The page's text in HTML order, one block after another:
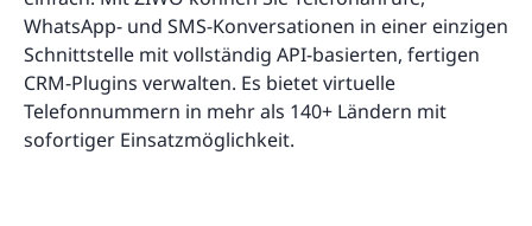
WhatsApp- und SMS-Konversationen in einer einzigen
Schnittstelle mit vollständig API-basierten, fertigen
CRM-Plugins verwalten. Es bietet virtuelle
Telefonnummern in mehr als 140+ Ländern mit
sofortiger Einsatzmöglichkeit.